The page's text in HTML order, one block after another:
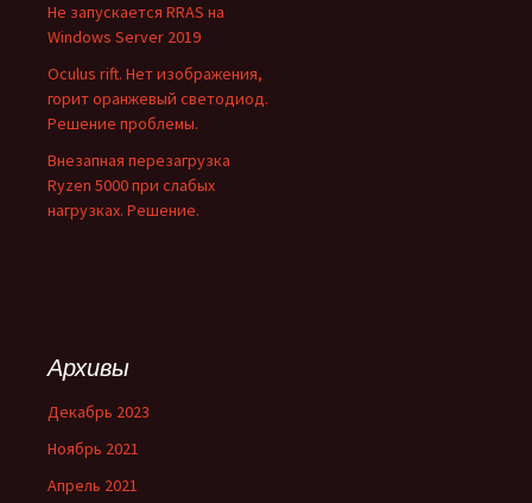
Не запускается RRAS на
Windows Server 2019
Oculus rift. Нет изображения,
горит оранжевый светодиод.
Решение проблемы.
Внезапная перезагрузка
Ryzen 5000 при слабых
нагрузках. Решение.
Архивы
Декабрь 2023
Ноябрь 2021
Апрель 2021